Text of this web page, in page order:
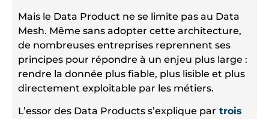
Mais le Data Product ne se limite pas au Data
Mesh. Même sans adopter cette architecture,
de nombreuses entreprises reprennent ses
principes pour répondre à un enjeu plus large :
rendre la donnée plus fiable, plus lisible et plus
directement exploitable par les métiers.
L’essor des Data Products s’explique par trois